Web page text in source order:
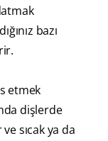
bazı
etmek
dişlerde
sıcak ya da